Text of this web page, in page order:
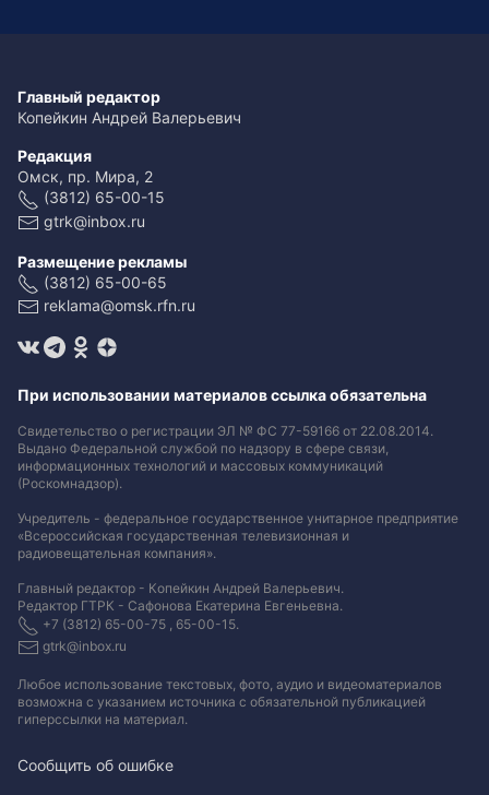
Главный редактор
Копейкин Андрей Валерьевич
Редакция
Омск, пр. Мира, 2
(3812) 65-00-15
gtrk@inbox.ru
Размещение рекламы
(3812) 65-00-65
reklama@omsk.rfn.ru
При использовании материалов ссылка обязательна
Свидетельство о регистрации ЭЛ № ФС 77-59166 от 22.08.2014.
Выдано Федеральной службой по надзору в сфере связи,
информационных технологий и массовых коммуникаций
(Роскомнадзор).
Учредитель - федеральное государственное унитарное предприятие
«Всероссийская государственная телевизионная и
радиовещательная компания».
Главный редактор - Копейкин Андрей Валерьевич.
Редактор ГТРК - Сафонова Екатерина Евгеньевна.
+7 (3812) 65-00-75 , 65-00-15.
gtrk@inbox.ru
Любое использование текстовых, фото, аудио и видеоматериалов
возможна с указанием источника с обязательной публикацией
гиперссылки на материал.
Сообщить об ошибке